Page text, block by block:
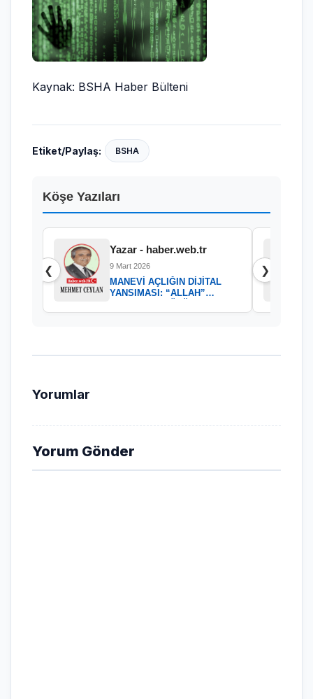
Kaynak: BSHA Haber Bülteni
Etiket/Paylaş: BSHA
Köşe Yazıları
❮
Yazar - haber.web.tr
9 Mart 2026
MANEVİ AÇLIĞIN DİJİTAL
YANSIMASI: “ALLAH”
❯
Yorumlar
Yorum Gönder